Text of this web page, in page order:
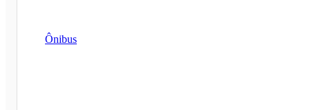
Ônibus